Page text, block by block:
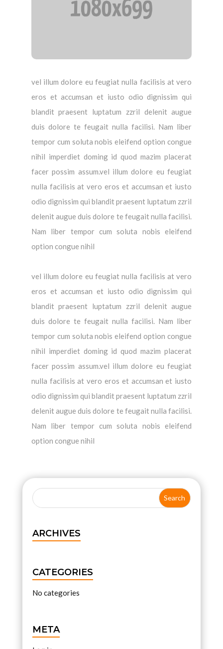
vel illum dolore eu feugiat nulla facilisis at vero
eros et accumsan et iusto odio dignissim qui
blandit praesent luptatum zzril delenit augue
duis dolore te feugait nulla facilisi. Nam liber
tempor cum soluta nobis eleifend option congue
nihil imperdiet doming id quod mazim placerat
facer possim assum.vel illum dolore eu feugiat
nulla facilisis at vero eros et accumsan et iusto
odio dignissim qui blandit praesent luptatum zzril
delenit augue duis dolore te feugait nulla facilisi.
Nam liber tempor cum soluta nobis eleifend
option congue nihil
vel illum dolore eu feugiat nulla facilisis at vero
eros et accumsan et iusto odio dignissim qui
blandit praesent luptatum zzril delenit augue
duis dolore te feugait nulla facilisi. Nam liber
tempor cum soluta nobis eleifend option congue
nihil imperdiet doming id quod mazim placerat
facer possim assum.vel illum dolore eu feugiat
nulla facilisis at vero eros et accumsan et iusto
odio dignissim qui blandit praesent luptatum zzril
delenit augue duis dolore te feugait nulla facilisi.
Nam liber tempor cum soluta nobis eleifend
option congue nihil
ARCHIVES
CATEGORIES
No categories
META